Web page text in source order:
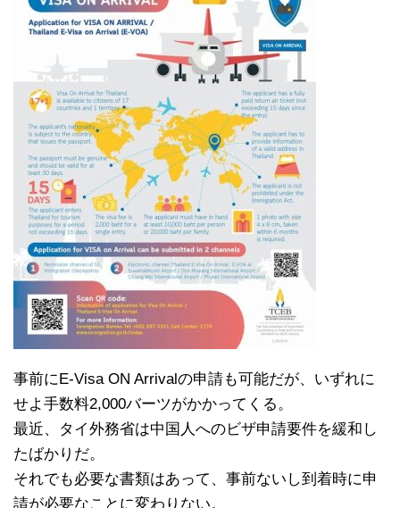
事前にE-Visa ON Arrivalの申請も可能だが、いずれに
せよ手数料2,000バーツがかかってくる。
最近、タイ外務省は中国人へのビザ申請要件を緩和し
たばかりだ。
それでも必要な書類はあって、事前ないし到着時に申
請が必要なことに変わりない。